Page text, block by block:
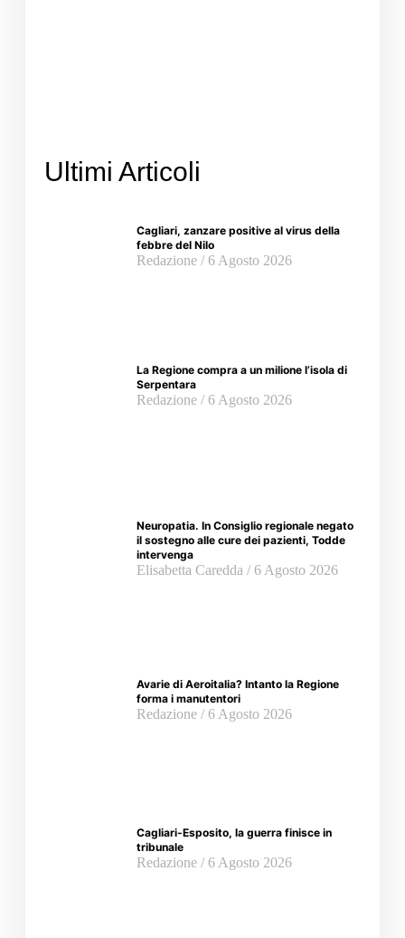
Ultimi Articoli
Cagliari, zanzare positive al virus della
febbre del Nilo
Redazione 6 Agosto 2026
La Regione compra a un milione l’isola di
Serpentara
Redazione 6 Agosto 2026
Neuropatia. In Consiglio regionale negato
il sostegno alle cure dei pazienti, Todde
intervenga
Elisabetta Caredda 6 Agosto 2026
Avarie di Aeroitalia? Intanto la Regione
forma i manutentori
Redazione 6 Agosto 2026
Cagliari-Esposito, la guerra finisce in
tribunale
Redazione 6 Agosto 2026